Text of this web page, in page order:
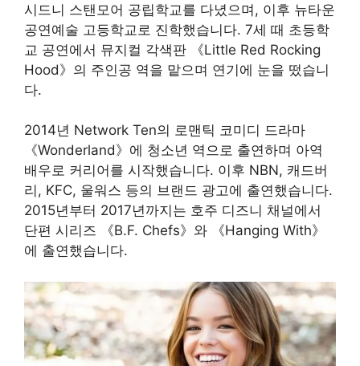
시드니 스탠모어 공립학교를 다녔으며, 이후 뉴타운
공연예술 고등학교로 진학했습니다. 7세 때 초등학
교 공연에서 뮤지컬 각색판 《Little Red Rocking
Hood》의 주인공 역을 맡으며 연기에 눈을 떴습니
다.
2014년 Network Ten의 로맨틱 코미디 드라마
《Wonderland》에 청소년 역으로 출연하며 아역
배우로 커리어를 시작했습니다. 이후 NBN, 캐드버
리, KFC, 울워스 등의 브랜드 광고에 출연했습니다.
2015년부터 2017년까지는 호주 디즈니 채널에서
단편 시리즈 《B.F. Chefs》와 《Hanging With》
에 출연했습니다.